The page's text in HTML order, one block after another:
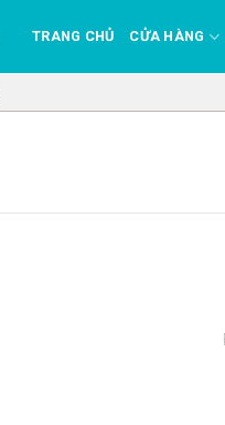
TRANG CHỦ CỬA HÀNG